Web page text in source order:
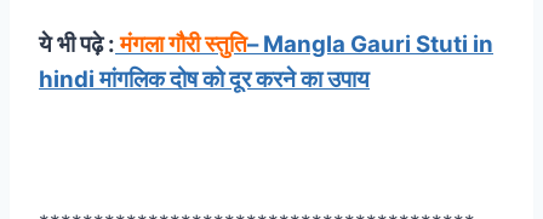
ये भी पढ़े : मंगला गौरी स्तुति– Mangla Gauri Stuti in
hindi मांगलिक दोष को दूर करने का उपाय